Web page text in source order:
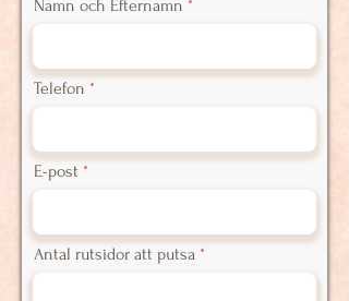
Namn och Efternamn
Telefon
E-post
Antal rutsidor att putsa